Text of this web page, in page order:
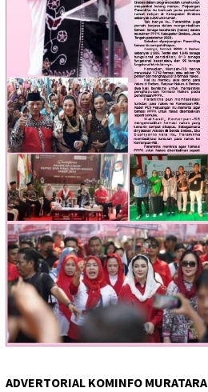
ADVERTORIAL KOMINFO MURATARA